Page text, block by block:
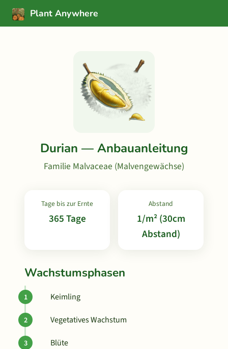
Plant Anywhere
Durian — Anbauanleitung
Familie Malvaceae (Malvengewächse)
Tage bis zur Ernte
365 Tage
Abstand
1/m² (30cm
Abstand)
Wachstumsphasen
Keimling
Vegetatives Wachstum
Blüte